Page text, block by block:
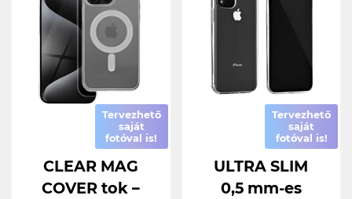
Tervezhető
saját
fotóval is!
CLEAR MAG
COVER tok –
Tervezhető
saját
fotóval is!
ULTRA SLIM
0,5 mm-es